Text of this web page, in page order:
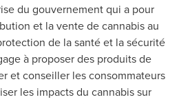
du gouvernement qui a pour
et la vente de cannabis au
de la santé et la sécurité
à proposer des produits de
et conseiller les consommateurs
les impacts du cannabis sur